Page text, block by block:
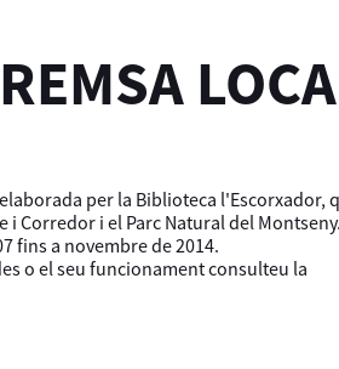
per la Biblioteca
Corredor i el Parc Natural del Montseny.
fins a novembre de 2014.
o el seu funcionament consulteu la